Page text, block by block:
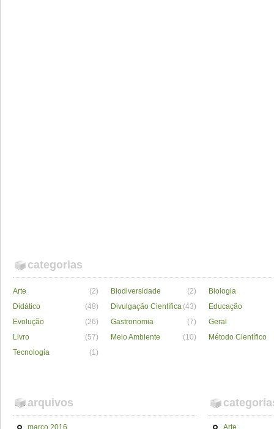
categorias
Arte (2) Biodiversidade (2)
Biologia
Didático
(48) Divulgação Científica (43)
Educação
Evolução
(26) Gastronomia (7)
Geral
Livro
(57) Meio Ambiente (10)
Método Científico
Tecnologia
(1)
arquivos
março 2016 Arte